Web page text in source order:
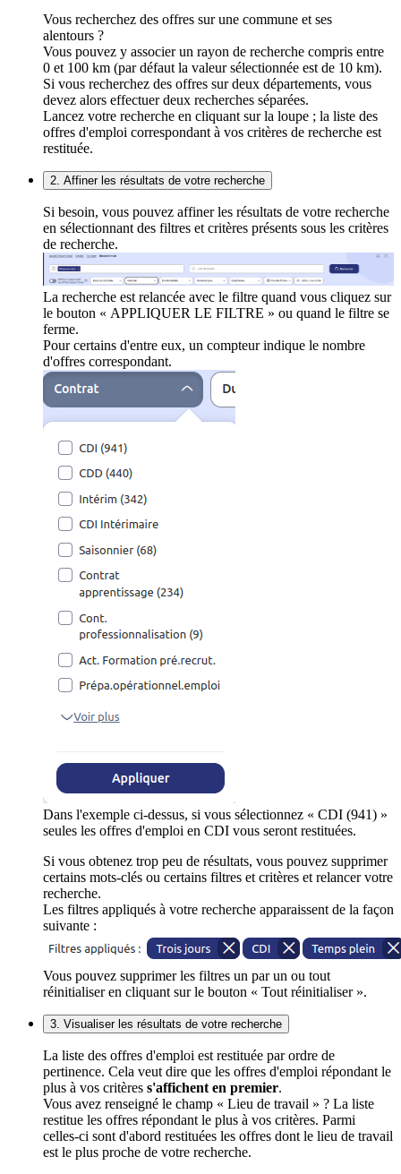
Vous recherchez des offres sur une commune et ses
alentours ?
Vous pouvez y associer un rayon de recherche compris entre
0 et 100 km (par défaut la valeur sélectionnée est de 10 km).
Si vous recherchez des offres sur deux départements, vous
devez alors effectuer deux recherches séparées.
Lancez votre recherche en cliquant sur la loupe ; la liste des
offres d'emploi correspondant à vos critères de recherche est
restituée.
2. Affiner les résultats de votre recherche
Si besoin, vous pouvez affiner les résultats de votre recherche
en sélectionnant des filtres et critères présents sous les critères
de recherche.
La recherche est relancée avec le filtre quand vous cliquez sur
le bouton « APPLIQUER LE FILTRE » ou quand le filtre se
ferme.
Pour certains d'entre eux, un compteur indique le nombre
d'offres correspondant.
Dans l'exemple ci-dessus, si vous sélectionnez « CDI (941) »
seules les offres d'emploi en CDI vous seront restituées.
Si vous obtenez trop peu de résultats, vous pouvez supprimer
certains mots-clés ou certains filtres et critères et relancer votre
recherche.
Les filtres appliqués à votre recherche apparaissent de la façon
suivante :
Vous pouvez supprimer les filtres un par un ou tout
réinitialiser en cliquant sur le bouton « Tout réinitialiser ».
3. Visualiser les résultats de votre recherche
La liste des offres d'emploi est restituée par ordre de
pertinence. Cela veut dire que les offres d'emploi répondant le
plus à vos critères s'affichent en premier.
Vous avez renseigné le champ « Lieu de travail » ? La liste
restitue les offres répondant le plus à vos critères. Parmi
celles-ci sont d'abord restituées les offres dont le lieu de travail
est le plus proche de votre recherche.